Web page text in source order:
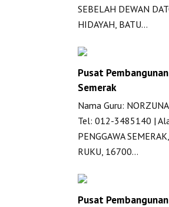
SEBELAH DEWAN
HIDAYAH, BATU…
Pusat
Semerak
Nama Guru:
Tel: 012-3485140 |
PENGGAWA
RUKU, 16700…
Pusat